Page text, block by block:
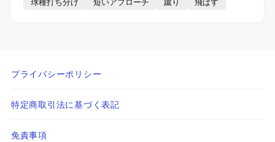
プライバシーポリシー
特定商取引法に基づく表記
免責事項